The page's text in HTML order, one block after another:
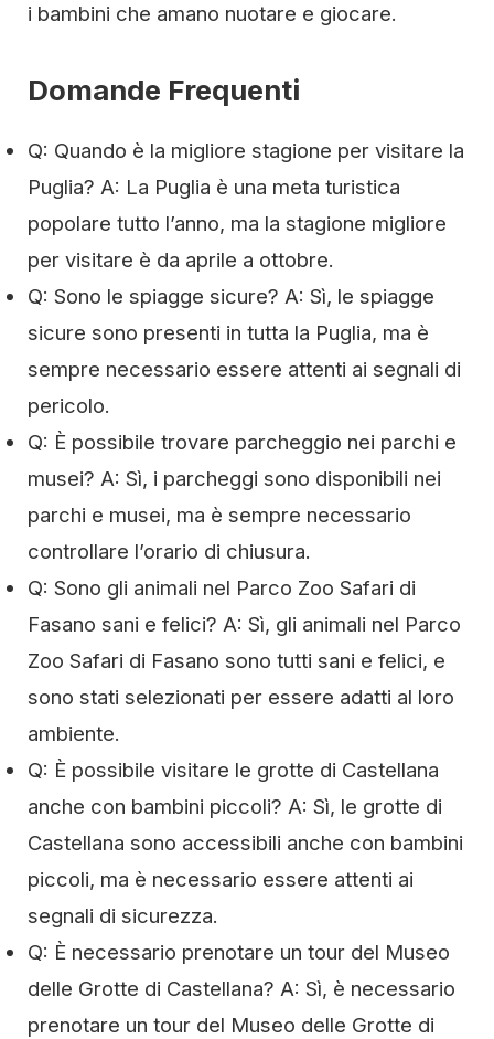
i bambini che amano nuotare e giocare.
Domande Frequenti
Q: Quando è la migliore stagione per visitare la
Puglia? A: La Puglia è una meta turistica
popolare tutto l’anno, ma la stagione migliore
per visitare è da aprile a ottobre.
Q: Sono le spiagge sicure? A: Sì, le spiagge
sicure sono presenti in tutta la Puglia, ma è
sempre necessario essere attenti ai segnali di
pericolo.
Q: È possibile trovare parcheggio nei parchi e
musei? A: Sì, i parcheggi sono disponibili nei
parchi e musei, ma è sempre necessario
controllare l’orario di chiusura.
Q: Sono gli animali nel Parco Zoo Safari di
Fasano sani e felici? A: Sì, gli animali nel Parco
Zoo Safari di Fasano sono tutti sani e felici, e
sono stati selezionati per essere adatti al loro
ambiente.
Q: È possibile visitare le grotte di Castellana
anche con bambini piccoli? A: Sì, le grotte di
Castellana sono accessibili anche con bambini
piccoli, ma è necessario essere attenti ai
segnali di sicurezza.
Q: È necessario prenotare un tour del Museo
delle Grotte di Castellana? A: Sì, è necessario
prenotare un tour del Museo delle Grotte di